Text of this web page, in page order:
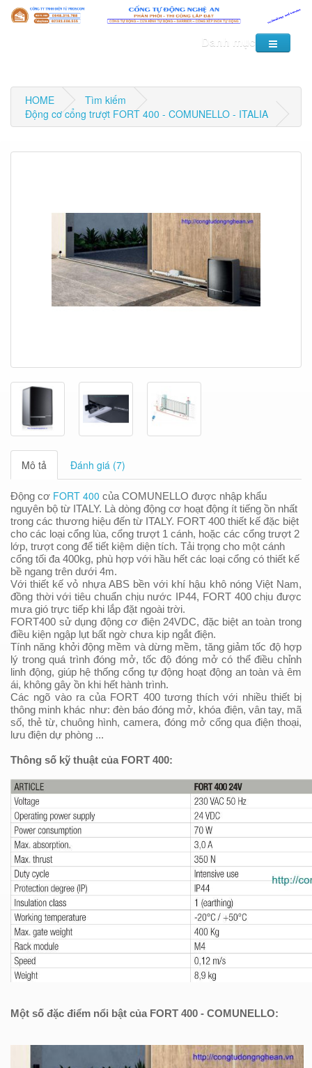
Danh mục
HOME
Tìm kiếm
Động cơ cổng trượt FORT 400 - COMUNELLO - ITALIA
Mô tả Đánh giá (7)
Động cơ FORT 400 của COMUNELLO được nhập khẩu
nguyên bộ từ ITALY. Là dòng động cơ hoạt động ít tiếng ồn nhất
trong các thương hiệu đến từ ITALY. FORT 400 thiết kế đặc biệt
cho các loại cổng lùa, cổng trượt 1 cánh, hoặc các cổng trượt 2
lớp, trượt cong để tiết kiệm diện tích. Tải trọng cho một cánh
cổng tối đa 400kg, phù hợp với hầu hết các loại cổng có thiết kế
bề ngang trên dưới 4m.
Với thiết kế vỏ nhựa ABS bền với khí hậu khô nóng Việt Nam,
đồng thời với tiêu chuẩn chịu nước IP44, FORT 400 chịu được
mưa gió trực tiếp khi lắp đặt ngoài trời.
FORT400 sử dụng động cơ điện 24VDC, đặc biệt an toàn trong
điều kiện ngập lụt bất ngờ chưa kịp ngắt điện.
Tính năng khởi động mềm và dừng mềm, tăng giảm tốc độ hợp
lý trong quá trình đóng mở, tốc độ đóng mở có thể điều chỉnh
linh động, giúp hệ thống cổng tự động hoạt động an toàn và êm
ái, không gây ồn khi hết hành trình.
Các ngõ vào ra của FORT 400 tương thích với nhiều thiết bị
thông minh khác như: đèn báo đóng mở, khóa điện, vân tay, mã
số, thẻ từ, chuông hình, camera, đóng mở cổng qua điện thoại,
lưu điện dự phòng ...
Thông số kỹ thuật của FORT 400:
Một số đặc điểm nổi bật của FORT 400 - COMUNELLO: